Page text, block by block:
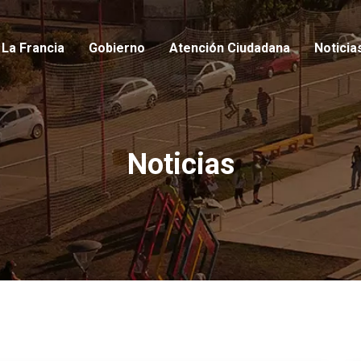
La Francia Gobierno Atención Ciudadana
Noticias